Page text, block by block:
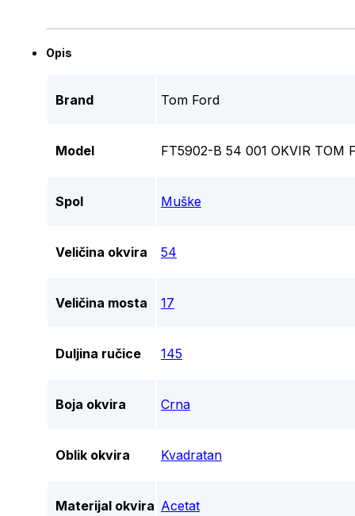
Opis
Brand Tom Ford
Model FT5902-B 54 001 OKVIR TOM
Spol Muške
Veličina okvira 54
Veličina mosta 17
Duljina ručice 145
Boja okvira Crna
Oblik okvira Kvadratan
Materijal okvira Acetat